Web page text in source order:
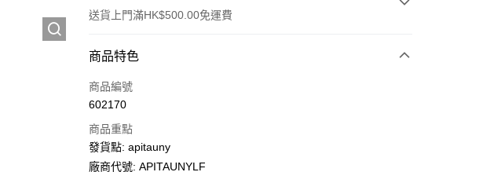
送貨上門滿HK$500.00免運費
付款方式
信用卡
PayMe
商品特色
商品編號
602170
商品重點
發貨點: apitauny
廠商代號: APITAUNYLF